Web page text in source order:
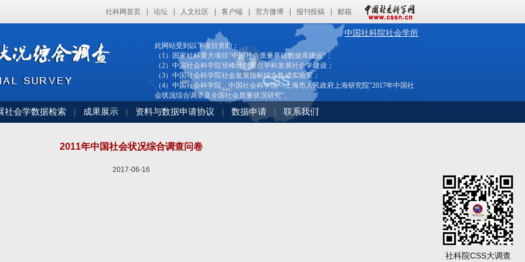
社科院CSS大调查
社科网首页 论坛 人文社区 客户端 官方微博 报刊投稿 邮箱
中国社科院社会学所
此网站受到以下项目资助：
（1）国家社科重大项目"中国社会质量基础数据库建设"；
（2）中国社会科学院登峰计划重点学科发展社会学建设；
（3）中国社会科学院社会发展指标综合集成实验室；
（4）中国社会科学院、中国社会科学院—上海市人民政府上海研究院"2017年中国社
会状况综合调查及全国社会质量状况研究"。
社会学数据检索 成果展示 资料与数据申请协议 数据申请 联系我们
2011年中国社会状况综合调查问卷
2017-06-16